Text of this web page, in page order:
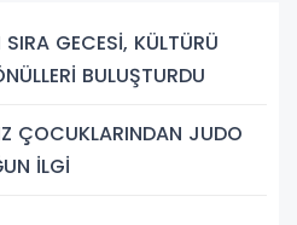
SIRA GECESİ, KÜLTÜRÜ
BULUŞTURDU
ÇOCUKLARINDAN JUDO
İLGİ